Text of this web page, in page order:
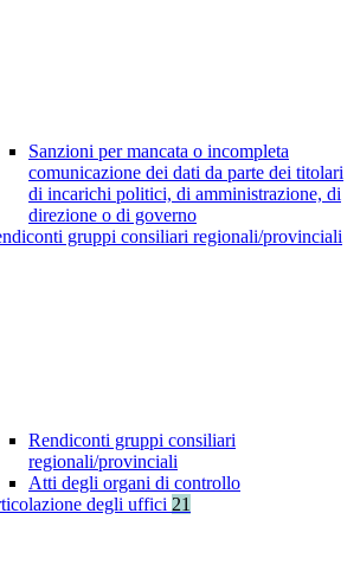
Sanzioni per mancata o incompleta
comunicazione dei dati da parte dei titolari
di incarichi politici, di amministrazione, di
direzione o di governo
gruppi consiliari regionali/provinciali
Rendiconti gruppi consiliari
regionali/provinciali
Atti degli organi di controllo
degli uffici 21